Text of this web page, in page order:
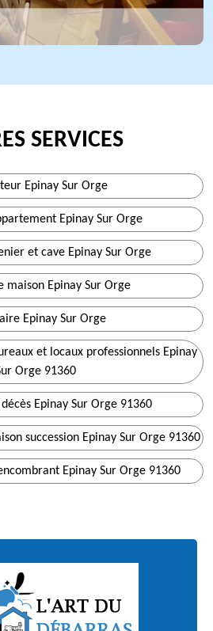
SERVICES
Epinay Sur Orge
Epinay Sur Orge
et cave Epinay Sur Orge
maison Epinay Sur Orge
Epinay Sur Orge
et locaux professionnels Epinay
Orge 91360
Epinay Sur Orge 91360
succession Epinay Sur Orge 91360
Epinay Sur Orge 91360